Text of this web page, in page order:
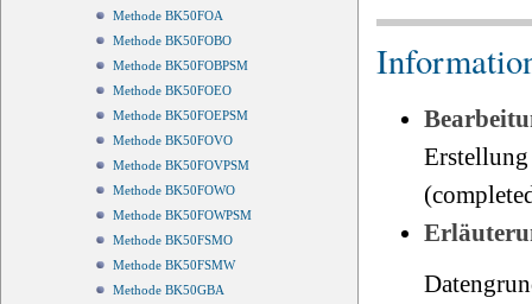
Methode BK50FOA
Methode BK50FOBO
Methode BK50FOBPSM
Methode BK50FOEO
Methode BK50FOEPSM
Methode BK50FOVO
Methode BK50FOVPSM
Methode BK50FOWO
Methode BK50FOWPSM
Methode BK50FSMO
Methode BK50FSMW
Methode BK50GBA
Erstellung